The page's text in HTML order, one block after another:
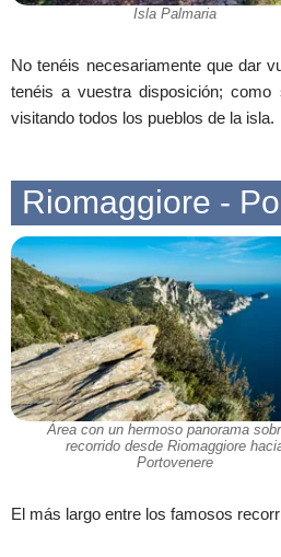
Isla Palmaria
No tenéis necesariamente que dar
tenéis a vuestra disposición;
visitando todos los pueblos de la isla.
Riomaggiore -
Área con un hermoso panorama
recorrido desde Riomaggiore
Portovenere
El más largo entre los famosos